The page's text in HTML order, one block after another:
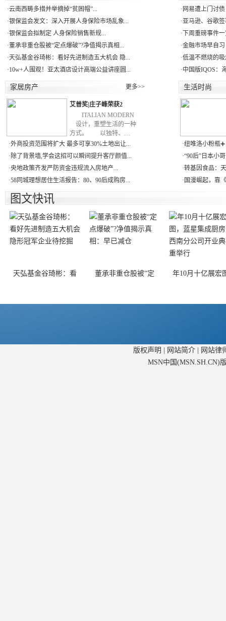
·云南西畴多措并举摘掉“贫困帽”...
·银保监会发文：深入开展人身保险市场乱象...
·银保监会拟制定 人身保险销售新规...
·董承非重仓股被“定点爆破”?净值揭示真相...
·天弘基金谷琦彬：看好先进制造五大机会 隐...
·10w+人围观！亚太酒店设计高端公益讲座圆...
· 网易遭上门讨
·亚马逊、谷歌
· 下周重磅事件
·金融市场早自
·低温不燃烧的
·中国版IQOS：
家居房产 更多>>
艾普奖|庄子峰荣获2
ITALIAN MODERN
设计，重塑生活的一种
方式。 以独特、…
·外商投资范围将扩大 最多可享30%土地出让...
· 除了背景墙,学会这招可以瞬间提升客厅颜值...
·央地政策齐发严防资金违规流入房地产...
·58同城理想居住生活报告：80、90后成购房...
生活时尚
·纽唯洛小粉瓶
·“90后”日本小
·转基因食品：
· 国漫崛起，靠
图文快讯
天弘基金谷琦彬：看 董承非重仓股被“定 年10月十亿展宏
版权声明 网站简介|
网站律
MSN中国(MSN.SH.CN)